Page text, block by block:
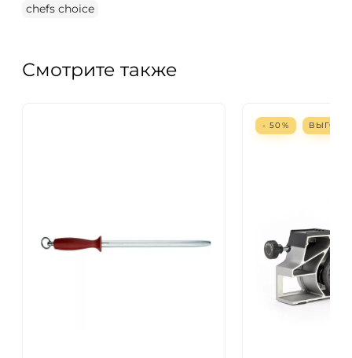
chefs choice
Смотрите также
- 50%